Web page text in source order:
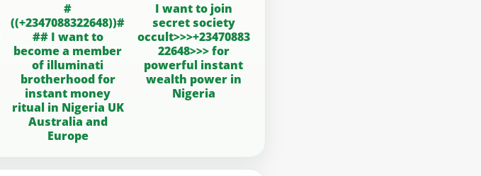
#
((+2347088322648))#
## I want to
become a member
of illuminati
brotherhood for
instant money
ritual in Nigeria UK
Australia and
Europe
I want to join
secret society
occult>>>+23470883
22648>>> for
powerful instant
wealth power in
Nigeria